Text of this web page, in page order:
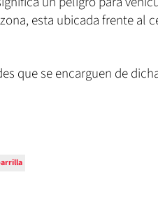
esta ubicada frente al
que se encarguen de